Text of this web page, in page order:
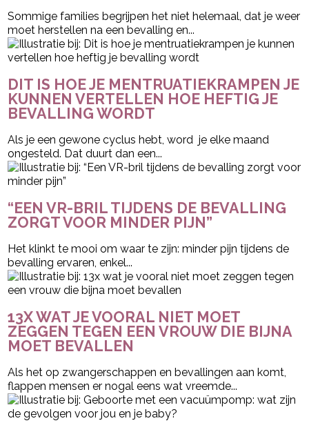
Sommige families begrijpen het niet helemaal, dat je weer
moet herstellen na een bevalling en...
DIT IS HOE JE MENTRUATIEKRAMPEN JE
KUNNEN VERTELLEN HOE HEFTIG JE
BEVALLING WORDT
Als je een gewone cyclus hebt, word je elke maand
ongesteld. Dat duurt dan een...
“EEN VR-BRIL TIJDENS DE BEVALLING
ZORGT VOOR MINDER PIJN”
Het klinkt te mooi om waar te zijn: minder pijn tijdens de
bevalling ervaren, enkel...
13X WAT JE VOORAL NIET MOET
ZEGGEN TEGEN EEN VROUW DIE BIJNA
MOET BEVALLEN
Als het op zwangerschappen en bevallingen aan komt,
flappen mensen er nogal eens wat vreemde...